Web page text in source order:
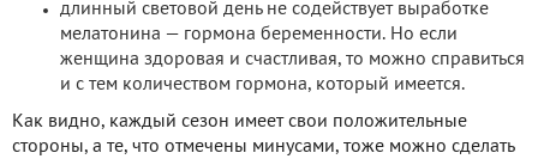
длинный световой день не содействует выработке
мелатонина — гормона беременности. Но если
женщина здоровая и счастливая, то можно справиться
и с тем количеством гормона, который имеется.
Как видно, каждый сезон имеет свои положительные
стороны, а те, что отмечены минусами, тоже можно сделать